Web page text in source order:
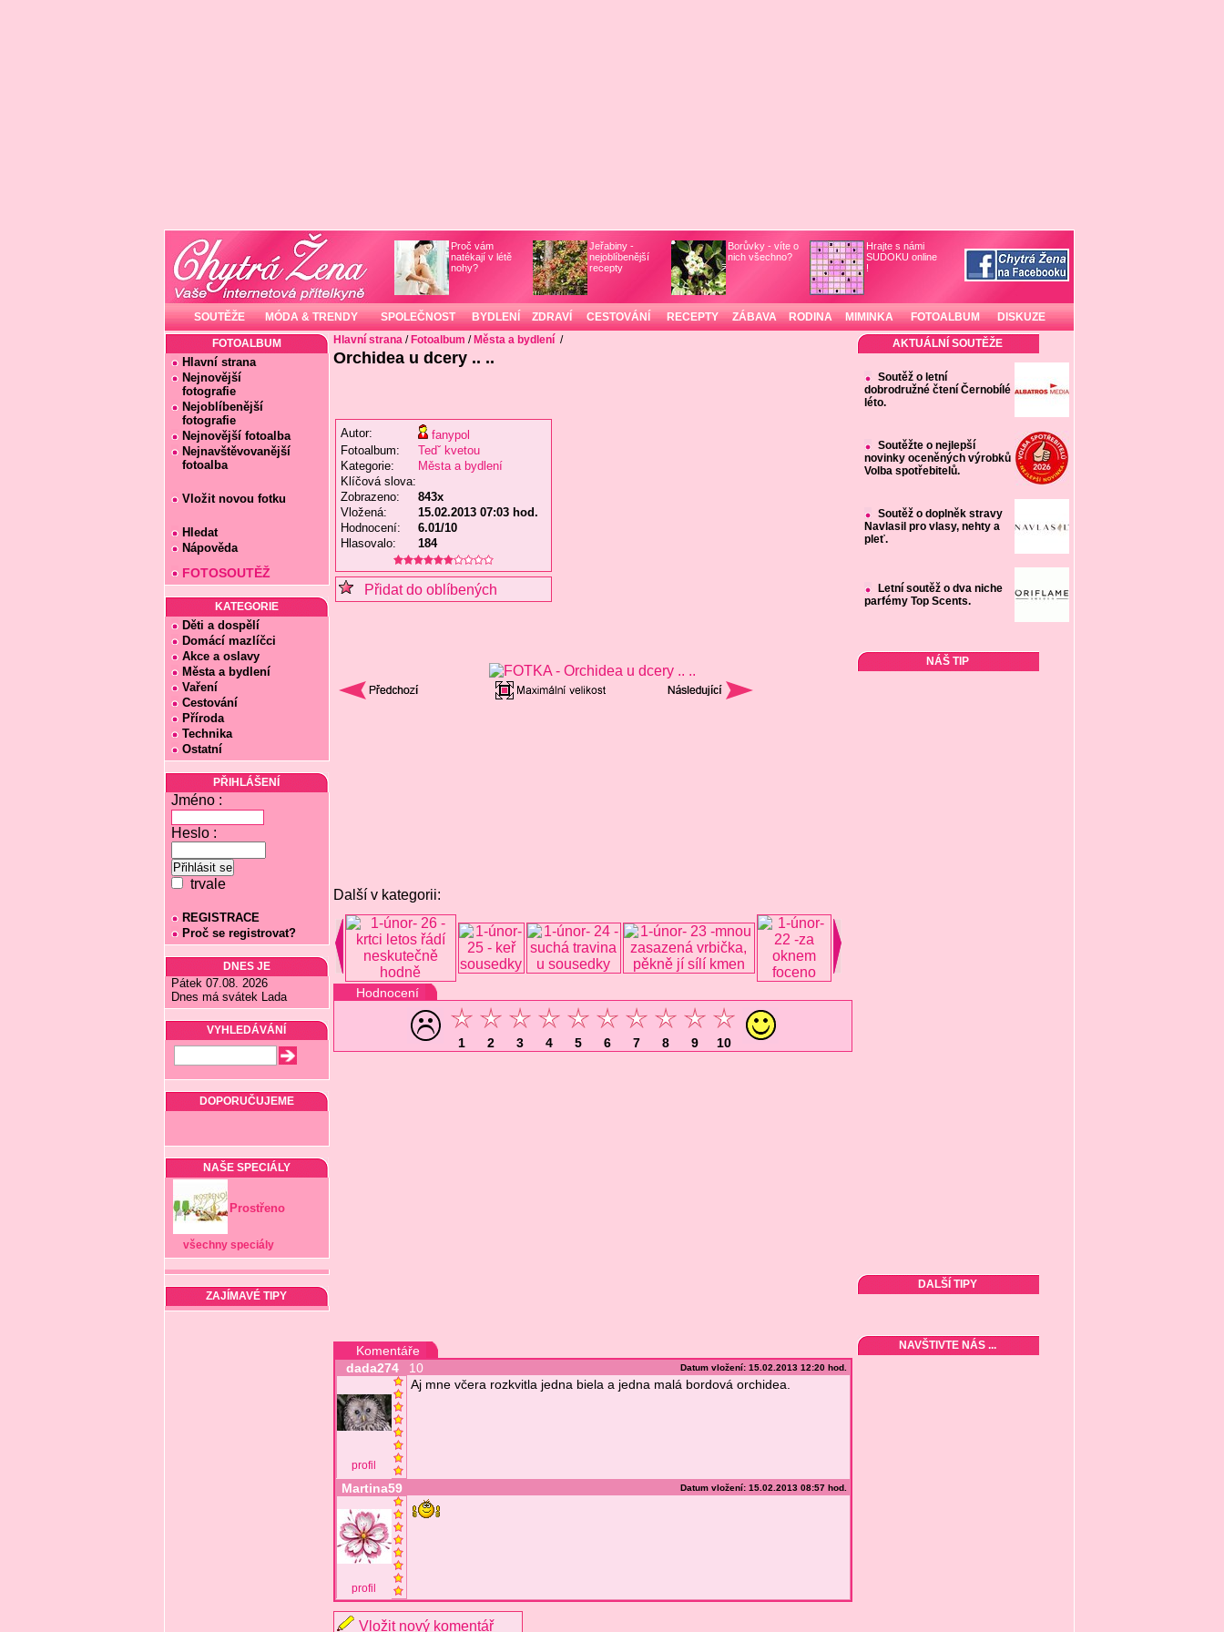
Proč vám
natékají v létě
nohy?
Jeřabiny -
nejoblíbenější
recepty
Borůvky - víte o
nich všechno?
Hrajte s námi
SUDOKU online
!
SOUTĚŽE MÓDA & TRENDY SPOLEČNOST BYDLENÍ ZDRAVÍ CESTOVÁNÍ RECEPTY ZÁBAVA RODINA MIMINKA FOTOALBUM DISKUZE
FOTOALBUM
Hlavní strana
Nejnovější
fotografie
Nejoblíbenější
fotografie
Nejnovější fotoalba
Nejnavštěvovanější
fotoalba
Vložit novou fotku
Hledat
Nápověda
FOTOSOUTĚŽ
KATEGORIE
Děti a dospělí
Domácí mazlíčci
Akce a oslavy
Města a bydlení
Vaření
Cestování
Příroda
Technika
Ostatní
PŘIHLÁŠENÍ
Jméno :
Heslo :
trvale
REGISTRACE
Proč se registrovat?
DNES JE
Pátek 07.08. 2026
Dnes má svátek Lada
VYHLEDÁVÁNÍ
DOPORUČUJEME
NAŠE SPECIÁLY
Prostřeno
všechny speciály
ZAJÍMAVÉ TIPY
Hlavní strana/ Fotoalbum / Města a bydlení /
Orchidea u dcery .. ..
Autor:
fanypol
Fotoalbum:
Tedˇ kvetou
Kategorie:
Města a bydlení
Klíčová slova:
Zobrazeno:
843x
Vložená:
15.02.2013 07:03 hod.
Hodnocení:
6.01/10
Hlasovalo:
184
Přidat do oblíbených
Další v kategorii:
Hodnocení
1 2 3 4 5 6 7 8 9 10
Komentáře
dada274
10 Datum vložení: 15.02.2013 12:20 hod.
profil
Aj mne včera rozkvitla jedna biela a jedna malá bordová orchidea.
Martina59 Datum vložení: 15.02.2013 08:57 hod.
profil
Vložit nový komentář
AKTUÁLNÍ SOUTĚŽE
Soutěž o letní
dobrodružné čtení Černobílé
léto.
Soutěžte o nejlepší
novinky oceněných výrobků
Volba spotřebitelů.
Soutěž o doplněk stravy
Navlasil pro vlasy, nehty a
pleť.
Letní soutěž o dva niche
parfémy Top Scents.
NÁŠ TIP
DALŠÍ TIPY
NAVŠTIVTE NÁS ...